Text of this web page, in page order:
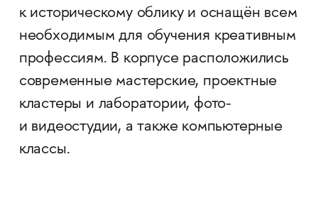
к историческому облику и оснащён всем
необходимым для обучения креативным
профессиям. В корпусе расположились
современные мастерские, проектные
кластеры и лаборатории, фото-
и видеостудии, а также компьютерные
классы.